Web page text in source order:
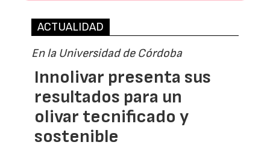
ACTUALIDAD
En la Universidad de Córdoba
Innolivar presenta sus
resultados para un
olivar tecnificado y
sostenible